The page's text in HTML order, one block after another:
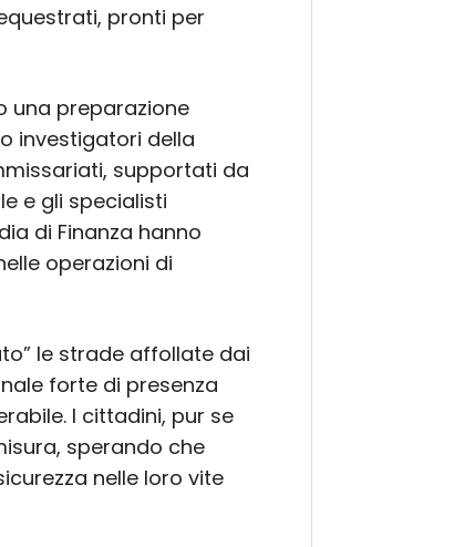
pronti per
una preparazione
investigatori della
supportati da
e gli specialisti
di Finanza hanno
operazioni di
le strade affollate dai
forte di presenza
I cittadini, pur se
sperando che
nelle loro vite